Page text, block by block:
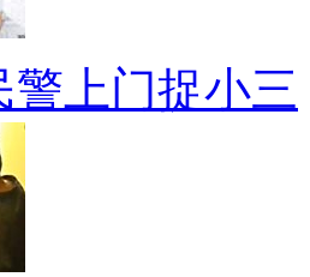
警上门捉小三